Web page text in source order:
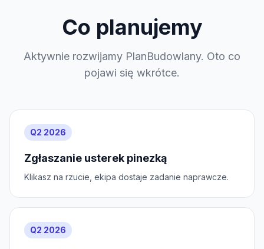
Co planujemy
Aktywnie rozwijamy PlanBudowlany. Oto co
pojawi się wkrótce.
Q2 2026
Zgłaszanie usterek pinezką
Klikasz na rzucie, ekipa dostaje zadanie naprawcze.
Q2 2026